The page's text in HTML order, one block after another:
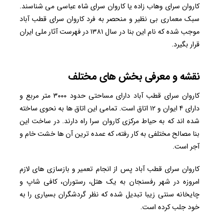
کاروان سرای وهاب زاده یا کاروان سرای شاه عباسی می شناسند.
سبک معماری بی نظیر و منحصر به فرد کاروان سرای قطب آباد
موجب شده که نام این بنا در سال ۱۳۸۱ در فهرست آثار ملی ایران
قرار بگیرد.
نقشه و معرفی بخش های مختلف
کاروان سرای قطب آباد دارای مساحتی حدود ۳۰۰۰ متر مربع و
دارای ۴ ایوان و ۱۲ اتاق است. تمامی این اتاق ها به نحوی ساخته
شده اند که به حیاط مرکزی کاروان سرا راه دارند. در ساخت این
بنا مصالح مختلفی به کار رفته، که عمده ترین آن ها خشت خام و
آجر است.
کاروان سرای قطب آباد پس از انجام تعمیر و بازسازی های لازم
امروزه در شهر رفسنجان به یک هتل، رستوران، کافی شاپ و
چایخانه سنتی زیبا تبدیل شده که نظر گردشگران بسیاری را به
خود جلب کرده است.